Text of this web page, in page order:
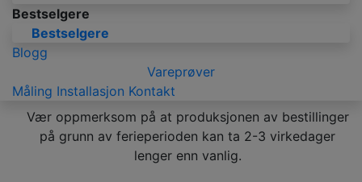
Bestselgere
Bestselgere
Blogg
Vareprøver
Måling Installasjon Kontakt
Vær oppmerksom på at produksjonen av bestillinger
på grunn av ferieperioden kan ta 2-3 virkedager
lenger enn vanlig.